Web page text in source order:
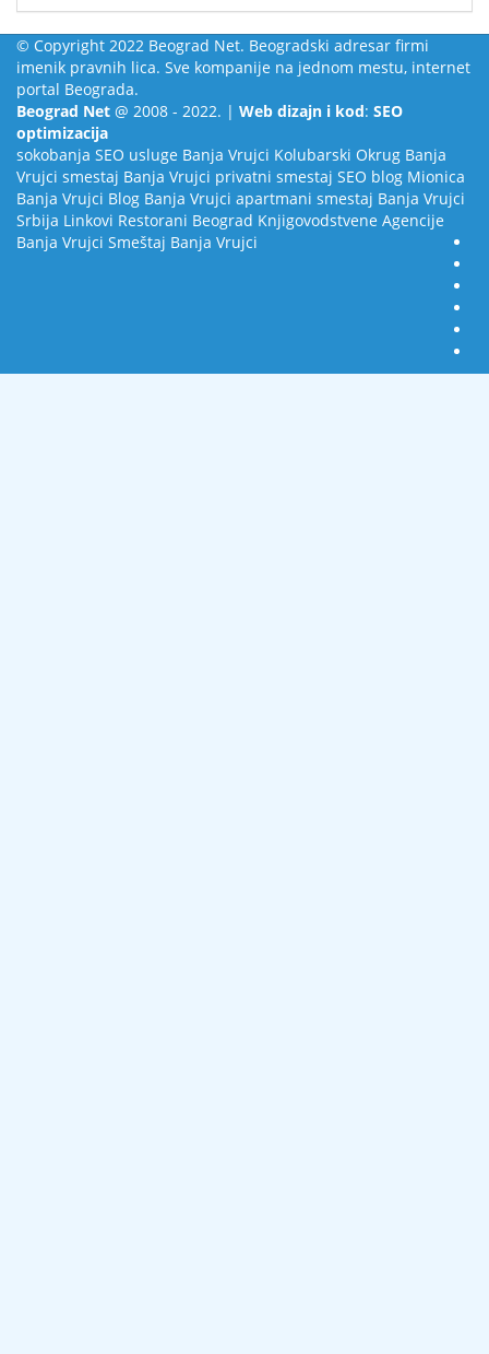
© Copyright 2022 Beograd Net. Beogradski adresar firmi
imenik pravnih lica. Sve kompanije na jednom mestu, internet
portal Beograda.
Beograd Net @ 2008 - 2022. | Web dizajn i kod: SEO
optimizacija
sokobanja SEO usluge Banja Vrujci Kolubarski Okrug Banja
Vrujci smestaj Banja Vrujci privatni smestaj SEO blog Mionica
Banja Vrujci Blog Banja Vrujci apartmani smestaj Banja Vrujci
Srbija Linkovi Restorani Beograd Knjigovodstvene Agencije
Banja Vrujci Smeštaj Banja Vrujci